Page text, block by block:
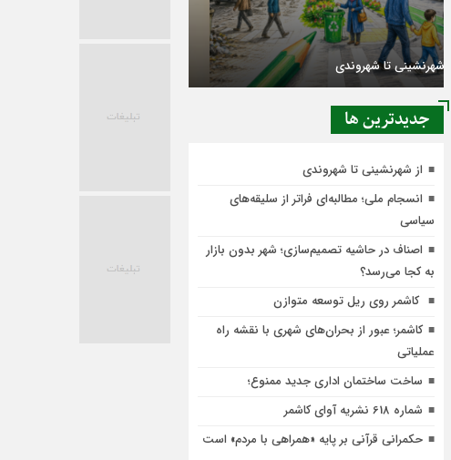
اصناف در حاشیه تصمیم‌سازی؛ شهر بدون بازار به
کجا می‌رسد؟
جديدترين ها
از شهرنشینی تا شهروندی
انسجام ملی؛ مطالبه‌ای فراتر از سلیقه‌های
سیاسی
اصناف در حاشیه تصمیم‌سازی؛ شهر بدون بازار
به کجا می‌رسد؟
کاشمر روی ریل توسعه متوازن
کاشمر؛ عبور از بحران‌های شهری با نقشه راه
عملیاتی
ساخت ساختمان اداری جدید ممنوع؛
شماره 618 نشریه آوای کاشمر
حکمرانی قرآنی بر پایه «همراهی با مردم» است